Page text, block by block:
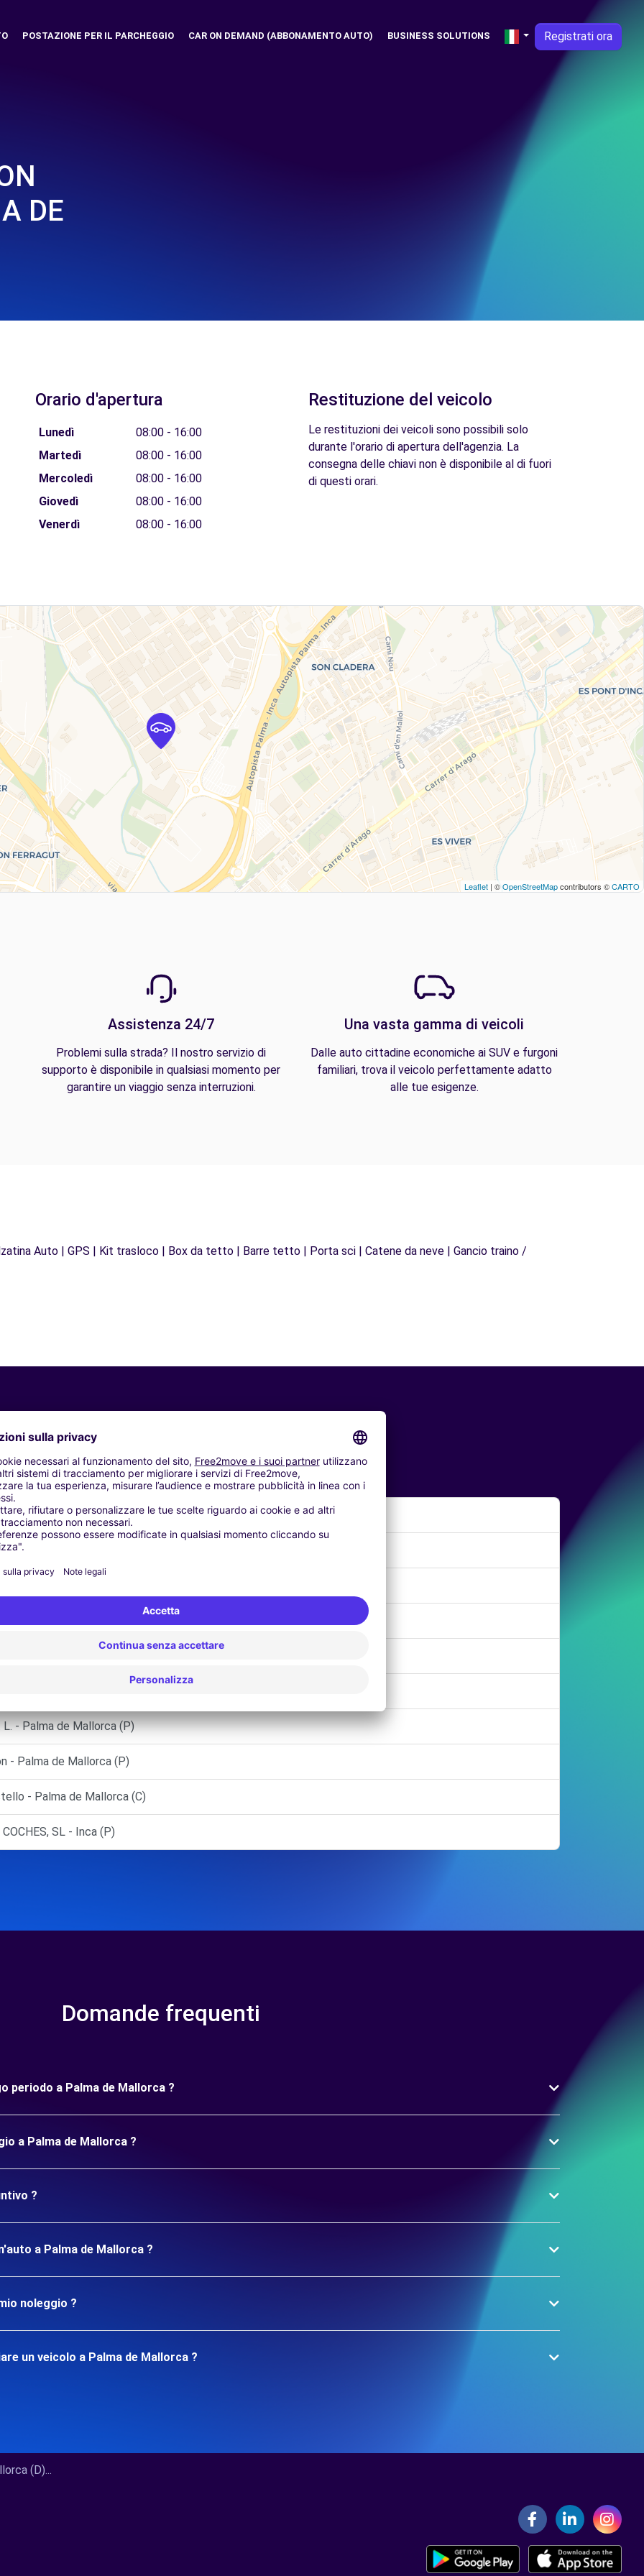
POSTAZIONE PER IL PARCHEGGIO CAR ON DEMAND (ABBONAMENTO AUTO) BUSINESS SOLUTIONS Registrati ora
DE
Orario d'apertura
Lunedì
08:00 - 16:00
Martedì
08:00 - 16:00
Mercoledì
08:00 - 16:00
Giovedì
08:00 - 16:00
Venerdì
08:00 - 16:00
Restituzione del veicolo
Le restituzioni dei veicoli sono possibili solo
durante l'orario di apertura dell'agenzia. La
consegna delle chiavi non è disponibile al di fuori
di questi orari.
Leaflet | ©OpenStreetMapcontributors ©CARTO
Assistenza 24/7
Problemi sulla strada? Il nostro servizio di
supporto è disponibile in qualsiasi momento per
garantire un viaggio senza interruzioni.
Una vasta gamma di veicoli
Dalle auto cittadine economiche ai SUV e furgoni
familiari, trova il veicolo perfettamente adatto
alle tue esigenze.
Auto | GPS | Kit trasloco | Box da tetto | Barre tetto | Porta sci | Catene da neve | Gancio traino /
Agenzie simili
DE MALLORCA (AR)
- Palma de Mallorca (P)
L. - Palma de Mallorca (P)
- Palma de Mallorca (P)
- Palma de Mallorca (C)
SL - Inca (P)
Domande frequenti
periodo a Palma de Mallorca ?
a Palma de Mallorca ?
?
a Palma de Mallorca ?
noleggio ?
un veicolo a Palma de Mallorca ?
(D)...